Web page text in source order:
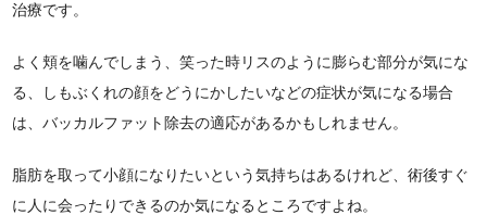
治療です。
よく頬を噛んでしまう、笑った時リスのように膨らむ部分が気にな
る、しもぶくれの顔をどうにかしたいなどの症状が気になる場合
は、バッカルファット除去の適応があるかもしれません。
脂肪を取って小顔になりたいという気持ちはあるけれど、術後すぐ
に人に会ったりできるのか気になるところですよね。